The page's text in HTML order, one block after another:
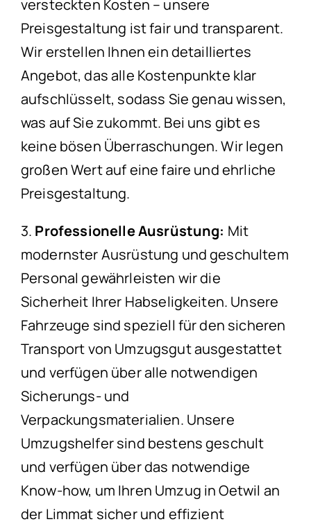
versteckten Kosten – unsere
Preisgestaltung ist fair und transparent.
Wir erstellen Ihnen ein detailliertes
Angebot, das alle Kostenpunkte klar
aufschlüsselt, sodass Sie genau wissen,
was auf Sie zukommt. Bei uns gibt es
keine bösen Überraschungen. Wir legen
großen Wert auf eine faire und ehrliche
Preisgestaltung.
3. Professionelle Ausrüstung: Mit
modernster Ausrüstung und geschultem
Personal gewährleisten wir die
Sicherheit Ihrer Habseligkeiten. Unsere
Fahrzeuge sind speziell für den sicheren
Transport von Umzugsgut ausgestattet
und verfügen über alle notwendigen
Sicherungs- und
Verpackungsmaterialien. Unsere
Umzugshelfer sind bestens geschult
und verfügen über das notwendige
Know-how, um Ihren Umzug in Oetwil an
der Limmat sicher und effizient